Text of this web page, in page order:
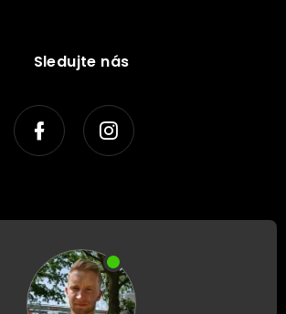
Sledujte nás